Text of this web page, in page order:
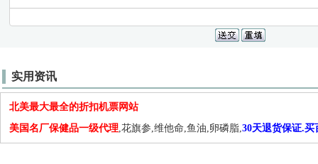
实用资讯
北美最大最全的折扣机票网站
美国名厂保健品一级代理,花旗参,维他命,鱼油,卵磷脂,30天退货保证.买